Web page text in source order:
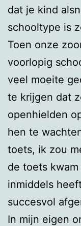
dat je kind
schooltype is
Toen onze
voorlopig
veel moeite
te krijgen dat
openhielden
hen te
toets, ik zou
de toets
inmiddels
succesvol
In mijn eigen